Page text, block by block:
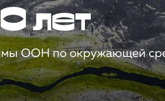
лет
ООН по окружающей